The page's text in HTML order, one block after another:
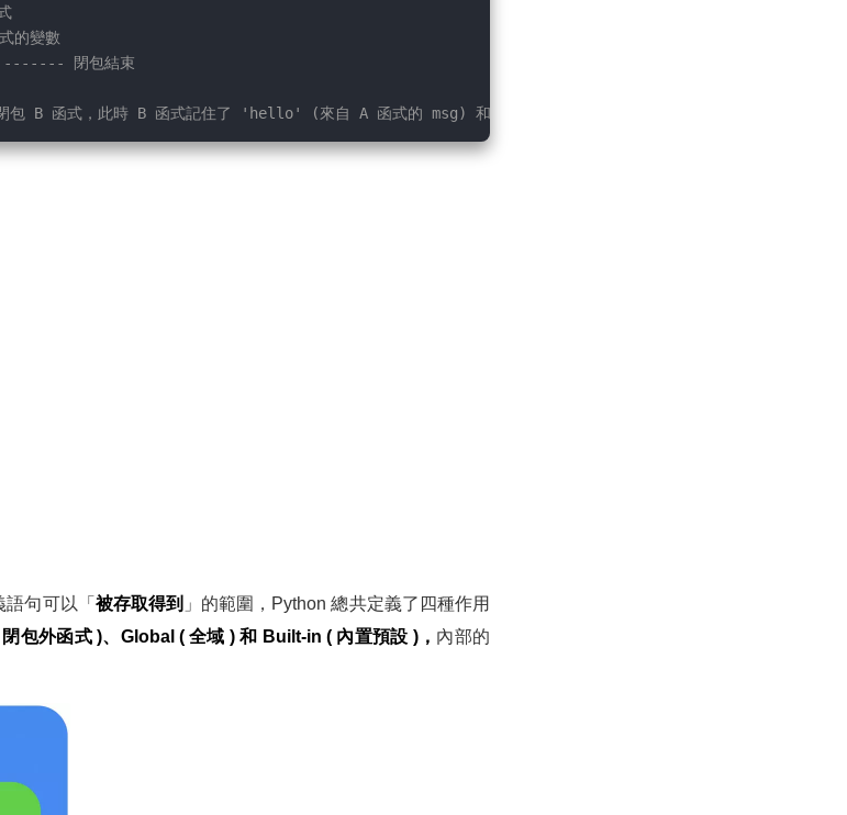
的變數
------- 閉包結束
閉包 B 函式，此時 B 函式記住了 'hello' (來自 A 函式的 msg) 和 '!!!' ( 來自 A 函式的 i )，因此輸出
句可以「 被存取得到 」的範圍，Python 總共定義了四種作用
包外函式 )、Global ( 全域 ) 和 Built-in ( 內置預設 )， 內部的